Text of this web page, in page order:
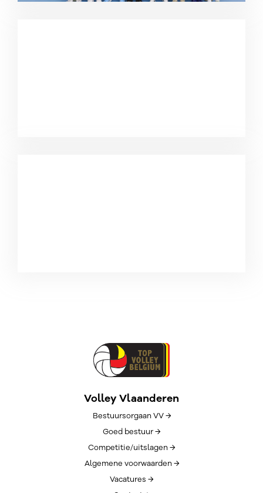
Volley Vlaanderen
Bestuursorgaan VV →
Goed bestuur →
Competitie/uitslagen →
Algemene voorwaarden →
Vacatures →